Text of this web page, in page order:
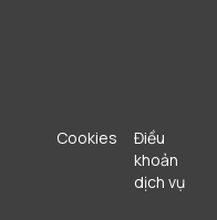
Cookies
Điều
khoản
dịch vụ